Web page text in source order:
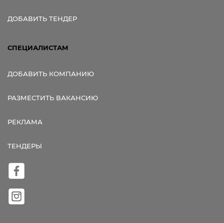
ДОБАВИТЬ ТЕНДЕР
СПЕЦИАЛИСТАМ
ДОБАВИТЬ КОМПАНИЮ
РАЗМЕСТИТЬ ВАКАНСИЮ
РЕКЛАМА
ТЕНДЕРЫ